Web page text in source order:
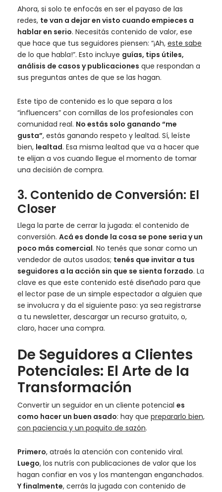
Ahora, si solo te enfocás en ser el payaso de las
redes, te van a dejar en visto cuando empieces a
hablar en serio. Necesitás contenido de valor, ese
que hace que tus seguidores piensen: “¡Ah, este sabe
de lo que habla!”. Esto incluye guías, tips útiles,
análisis de casos y publicaciones que respondan a
sus preguntas antes de que se las hagan.
Este tipo de contenido es lo que separa a los
“influencers” con comillas de los profesionales con
comunidad real. No estás solo ganando “me
gusta”, estás ganando respeto y lealtad. Sí, leíste
bien, lealtad. Esa misma lealtad que va a hacer que
te elijan a vos cuando llegue el momento de tomar
una decisión de compra.
3. Contenido de Conversión: El
Closer
Llega la parte de cerrar la jugada: el contenido de
conversión. Acá es donde la cosa se pone seria y un
poco más comercial. No tenés que sonar como un
vendedor de autos usados; tenés que invitar a tus
seguidores a la acción sin que se sienta forzado. La
clave es que este contenido esté diseñado para que
el lector pase de un simple espectador a alguien que
se involucra y da el siguiente paso: ya sea registrarse
a tu newsletter, descargar un recurso gratuito, o,
claro, hacer una compra.
De Seguidores a Clientes
Potenciales: El Arte de la
Transformación
Convertir un seguidor en un cliente potencial es
como hacer un buen asado: hay que prepararlo bien,
con paciencia y un poquito de sazón.
Primero, atraés la atención con contenido viral.
Luego, los nutrís con publicaciones de valor que los
hagan confiar en vos y los mantengan enganchados.
Y finalmente, cerrás la jugada con contenido de